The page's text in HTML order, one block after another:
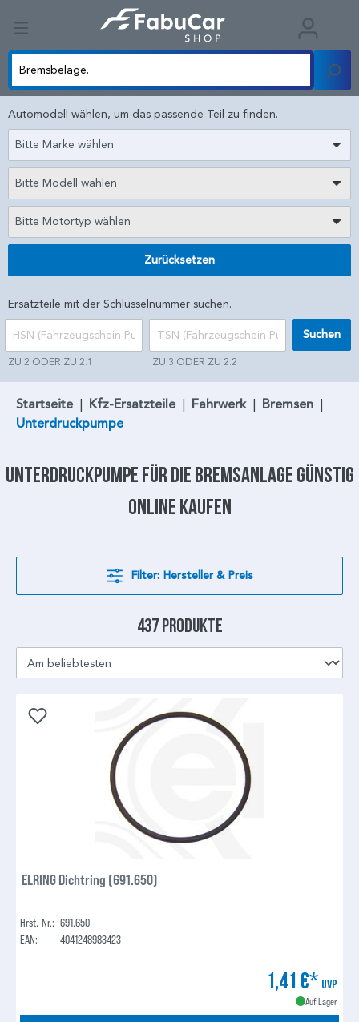
Automodell wählen, um das passende Teil zu finden.
Bitte Marke wählen
Bitte Modell wählen
Bitte Motortyp wählen
Zurücksetzen
Ersatzteile mit der Schlüsselnummer suchen.
ZU 2 ODER ZU 2.1 ZU 3 ODER ZU 2.2
Suchen
Startseite | Kfz-Ersatzteile | Fahrwerk | Bremsen |
Unterdruckpumpe
Unterdruckpumpe für die Bremsanlage günstig
online kaufen
Filter: Hersteller & Preis
437 Produkte
ELRING Dichtring (691.650)
Hrst.-Nr.: 691.650
EAN:
4041248983423
1,41 €* UVP
Auf Lager